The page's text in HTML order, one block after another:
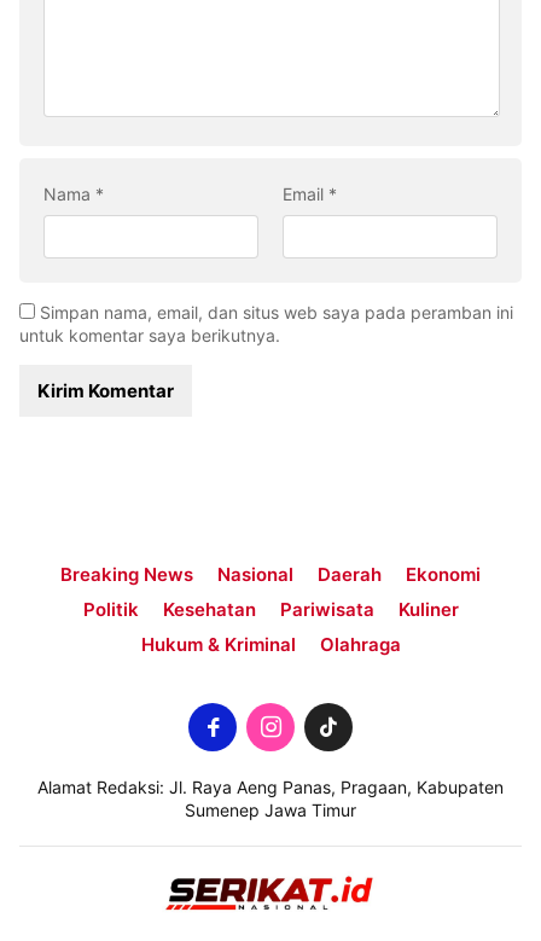
Nama * Email *
Simpan nama, email, dan situs web saya pada peramban ini
untuk komentar saya berikutnya.
Breaking News Nasional Daerah
Ekonomi
Politik
Kesehatan Pariwisata
Kuliner
Hukum & Kriminal
Olahraga
Alamat Redaksi: Jl. Raya Aeng Panas, Pragaan, Kabupaten
Sumenep Jawa Timur